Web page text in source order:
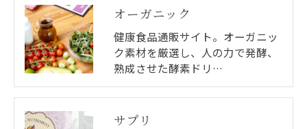
オーガニック
健康食品通販サイト。オーガニッ
ク素材を厳選し、人の力で発酵、
熟成させた酵素ドリ…
サプリ